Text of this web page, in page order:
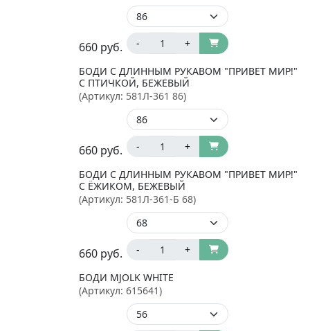
660 руб. - +
БОДИ С ДЛИННЫМ РУКАВОМ "ПРИВЕТ МИР!"
С ПТИЧКОЙ, БЕЖЕВЫЙ
(Артикул: 581Л-361 86)
660 руб. - +
БОДИ С ДЛИННЫМ РУКАВОМ "ПРИВЕТ МИР!"
С ЁЖИКОМ, БЕЖЕВЫЙ
(Артикул: 581Л-361-Б 68)
660 руб. - +
БОДИ MJOLK WHITE
(Артикул: 615641)